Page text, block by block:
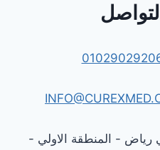
مصطفي رياض - المنطقة الاولي -